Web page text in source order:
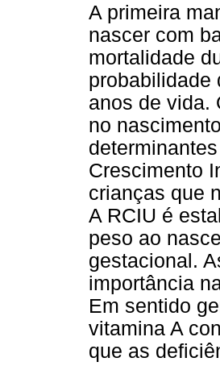
A primeira
nascer com
mortalidade
probabilidade
anos de vida.
no
Crescimento
crianças que
A RCIU é
peso ao
gestacional.
importância
Em sentido
vitamina A
que as